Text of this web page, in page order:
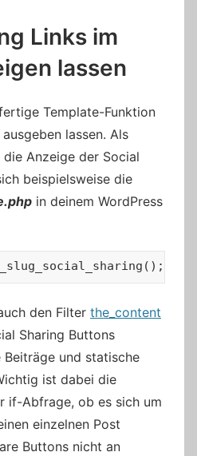
Links im
lassen
Template-Funktion
lassen. Als
Anzeige der Social
beispielsweise die
in deinem WordPress
?>
den Filter the_content
Sharing Buttons
und statische
ist dabei die
if-Abfrage, ob es sich um
einzelnen Post
Buttons nicht an